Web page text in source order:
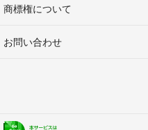
商標権について
お問い合わせ